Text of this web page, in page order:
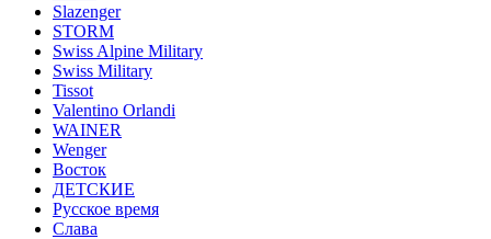
Slazenger
STORM
Swiss Alpine Military
Swiss Military
Tissot
Valentino Orlandi
WAINER
Wenger
Восток
ДЕТСКИЕ
Русское время
Слава